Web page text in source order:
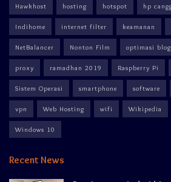
Hawkhost hosting hotspot hp
Indihome internet filter keamanan
NetBalancer Nonton Film optimasi blog
proxy ramadhan 2019 Raspberry Pi
Sistem Operasi smartphone software
vpn Web Hosting wifi Wikipedia
Windows 10
Recent News